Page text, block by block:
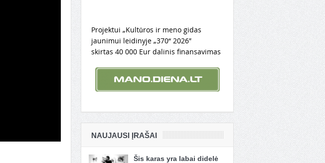
Projektui „Kultūros ir meno gidas
jaunimui leidinyje „370“ 2026″
skirtas 40 000 Eur dalinis finansavimas
NAUJAUSI ĮRAŠAI
Šis karas yra labai didelė